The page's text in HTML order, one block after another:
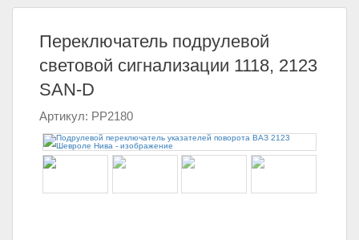
Переключатель подрулевой
световой сигнализации 1118, 2123
SAN-D
Артикул: PP2180